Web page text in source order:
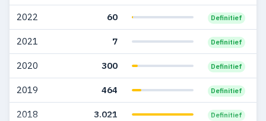
2022 60 Definitief
2021 7 Definitief
2020 300 Definitief
2019 464 Definitief
2018 3.021 Definitief